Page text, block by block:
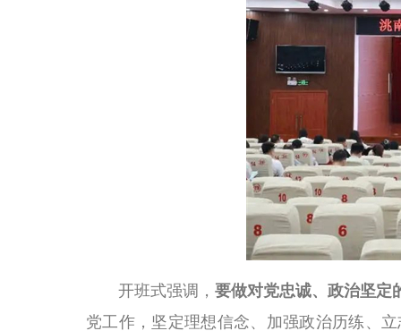
开班式强调， 要做对党忠诚、政治坚定
党工作，坚定理想信念、加强政治历练、